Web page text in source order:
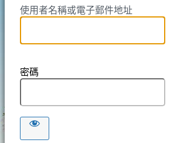
使用者名稱或電子郵件地址
密碼